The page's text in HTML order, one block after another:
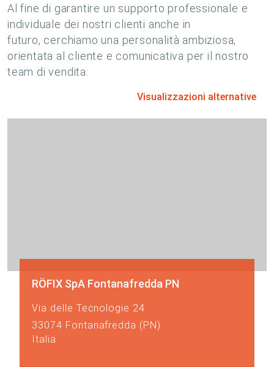
Al fine di garantire un supporto professionale e
individuale dei nostri clienti anche in
futuro, cerchiamo una personalità ambiziosa,
orientata al cliente e comunicativa per il nostro
team di vendita.
Visualizzazioni alternative
RÖFIX SpA Fontanafredda PN
Via delle Tecnologie 24
33074 Fontanafredda (PN)
Italia